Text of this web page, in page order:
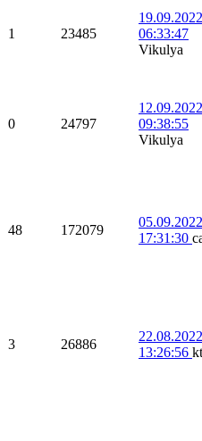
1 23485
19.09.2022
06:33:47
Vikulya
0 24797
12.09.2022
09:38:55
Vikulya
48 172079
05.09.2022
17:31:30
3 26886
22.08.2022
13:26:56